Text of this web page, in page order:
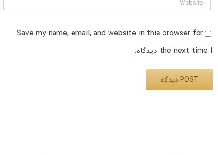
Save my name, email, and website in this browser for
the next time I دیدگاه.